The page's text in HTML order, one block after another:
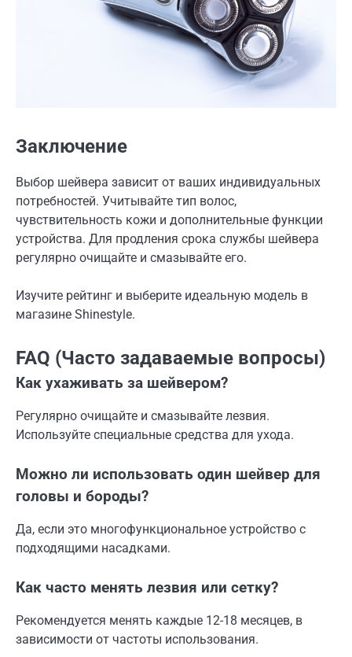
Заключение
Выбор шейвера зависит от ваших индивидуальных
потребностей. Учитывайте тип волос,
чувствительность кожи и дополнительные функции
устройства. Для продления срока службы шейвера
регулярно очищайте и смазывайте его.
Изучите рейтинг и выберите идеальную модель в
магазине Shinestyle.
FAQ (Часто задаваемые вопросы)
Как ухаживать за шейвером?
Регулярно очищайте и смазывайте лезвия.
Используйте специальные средства для ухода.
Можно ли использовать один шейвер для
головы и бороды?
Да, если это многофункциональное устройство с
подходящими насадками.
Как часто менять лезвия или сетку?
Рекомендуется менять каждые 12-18 месяцев, в
зависимости от частоты использования.